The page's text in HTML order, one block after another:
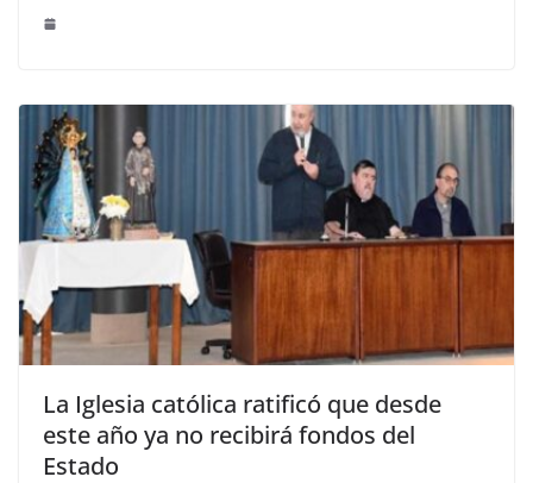
La Iglesia católica ratificó que desde
este año ya no recibirá fondos del
Estado